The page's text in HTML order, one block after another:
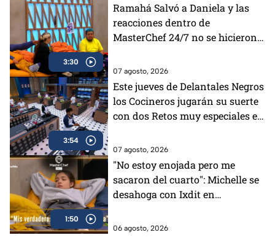
3:30
Ramahá Salvó a Daniela y las
reacciones dentro de
MasterChef 24/7 no se hicieron
07 agosto, 2026
3:54
Este jueves de Delantales Negros
los Cocineros jugarán su suerte
con dos Retos muy especiales en
07 agosto, 2026
1:50
"No estoy enojada pero me
sacaron del cuarto": Michelle se
desahoga con Ixdit en
06 agosto, 2026